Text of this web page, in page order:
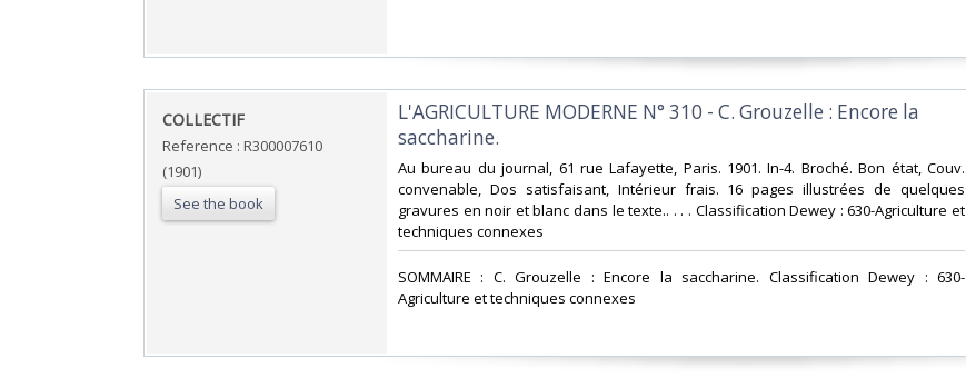
‎COLLECTIF‎
Reference : R300007610
(1901)
See the book
‎L'AGRICULTURE MODERNE N° 310 - C. Grouzelle : Encore la
saccharine. ‎
‎Au bureau du journal, 61 rue Lafayette, Paris. 1901. In-4. Broché. Bon état, Couv.
convenable, Dos satisfaisant, Intérieur frais. 16 pages illustrées de quelques
gravures en noir et blanc dans le texte.. . . . Classification Dewey : 630-Agriculture et
techniques connexes‎
‎SOMMAIRE : C. Grouzelle : Encore la saccharine. Classification Dewey : 630-
Agriculture et techniques connexes‎